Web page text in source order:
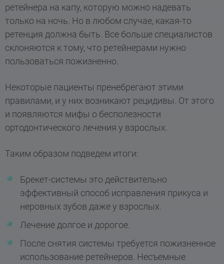
ретейнера на капу, которую можно надевать
только на ночь. Но в любом случае, какая-то
ретенция должна быть. Все больше специалистов
склоняются к тому, что ретейнерами нужно
пользоваться пожизненно.
Некоторые пациенты пренебрегают этими
правилами, и у них возникают рецидивы. От этого
и появляются мифы о бесполезности
ортодонтического лечения у взрослых.
Таким образом подведем итоги:
Брекет-системы это действительно
эффективный способ исправления прикуса и
неровных зубов даже у взрослых.
Лечение долгое и дорогое.
После снятия системы требуется пожизненное
использование ретейнеров. Несъемные